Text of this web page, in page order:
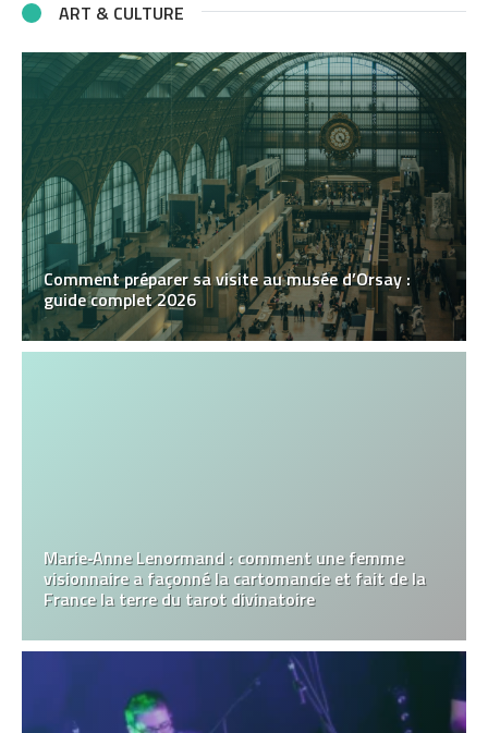
ART & CULTURE
Comment préparer sa visite au musée d’Orsay :
guide complet 2026
Marie‑Anne Lenormand : comment une femme
visionnaire a façonné la cartomancie et fait de la
France la terre du tarot divinatoire